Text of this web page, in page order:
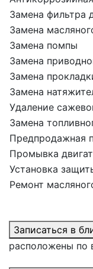
Замена фильтра
Замена
Замена помпы
Замена
Замена
Замена
Удаление
Замена
Предпродажная
Промывка
Установка
Ремонт
Записаться в
расположены по